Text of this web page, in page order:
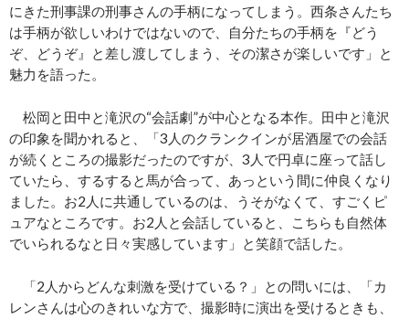
にきた刑事課の刑事さんの手柄になってしまう。西条さんたち
は手柄が欲しいわけではないので、自分たちの手柄を『どう
ぞ、どうぞ』と差し渡してしまう、その潔さが楽しいです」と
魅力を語った。
松岡と田中と滝沢の“会話劇”が中心となる本作。田中と滝沢
の印象を聞かれると、「3人のクランクインが居酒屋での会話
が続くところの撮影だったのですが、3人で円卓に座って話し
ていたら、するすると馬が合って、あっという間に仲良くなり
ました。お2人に共通しているのは、うそがなくて、すごくピ
ュアなところです。お2人と会話していると、こちらも自然体
でいられるなと日々実感しています」と笑顔で話した。
「2人からどんな刺激を受けている？」との問いには、「カ
レンさんは心のきれいな方で、撮影時に演出を受けるときも、